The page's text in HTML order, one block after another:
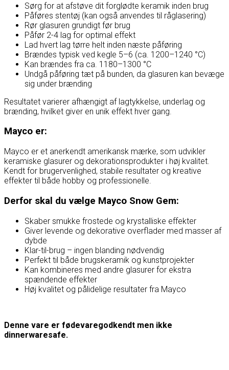
Sørg for at afstøve dit forglødte keramik inden brug
Påføres stentøj (kan også anvendes til råglasering)
Rør glasuren grundigt før brug
Påfør 2-4 lag for optimal effekt
Lad hvert lag tørre helt inden næste påføring
Brændes typisk ved kegle 5–6 (ca. 1200–1240 °C)
Kan brændes fra ca. 1180–1300 °C
Undgå påføring tæt på bunden, da glasuren kan bevæge
sig under brænding
Resultatet varierer afhængigt af lagtykkelse, underlag og
brænding, hvilket giver en unik effekt hver gang.
Mayco er:
Mayco er et anerkendt amerikansk mærke, som udvikler
keramiske glasurer og dekorationsprodukter i høj kvalitet.
Kendt for brugervenlighed, stabile resultater og kreative
effekter til både hobby og professionelle.
Derfor skal du vælge Mayco Snow Gem:
Skaber smukke frostede og krystalliske effekter
Giver levende og dekorative overflader med masser af
dybde
Klar-til-brug – ingen blanding nødvendig
Perfekt til både brugskeramik og kunstprojekter
Kan kombineres med andre glasurer for ekstra
spændende effekter
Høj kvalitet og pålidelige resultater fra Mayco
Denne vare er fødevaregodkendt men ikke
dinnerwaresafe.